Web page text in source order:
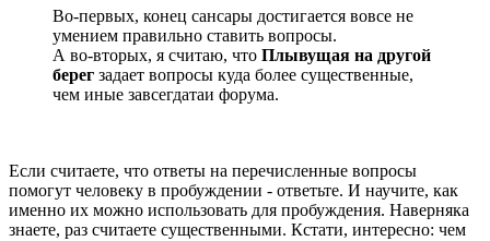
Во-первых, конец сансары достигается вовсе не
умением правильно ставить вопросы.
А во-вторых, я считаю, что Плывущая на другой
берег задает вопросы куда более существенные,
чем иные завсегдатаи форума.
Если считаете, что ответы на перечисленные вопросы
помогут человеку в пробуждении - ответьте. И научите, как
именно их можно использовать для пробуждения. Наверняка
знаете, раз считаете существенными. Кстати, интересно: чем